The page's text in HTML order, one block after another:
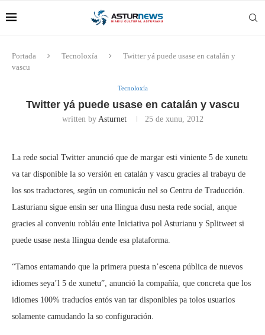
Portada Tecnoloxía
Twitter yá puede usase en catalán y
vascu
Tecnoloxía
Twitter yá puede usase en catalán y vascu
written by Asturnet 25 de xunu, 2012
La rede social Twitter anunció que de margar esti viniente 5 de xunetu
va tar disponible la so versión en catalán y vascu gracies al trabayu de
los sos traductores, según un comunicáu nel so Centru de Traducción.
Lasturianu sigue ensin ser una llingua dusu nesta rede social, anque
gracies al conveniu robláu ente Iniciativa pol Asturianu y Splitweet si
puede usase nesta llingua dende esa plataforma.
“Tamos entamando que la primera puesta n’escena pública de nuevos
idiomes seya’l 5 de xunetu”, anunció la compañía, que concreta que los
idiomes 100% traducíos entós van tar disponibles pa tolos usuarios
solamente camudando la so configuración.